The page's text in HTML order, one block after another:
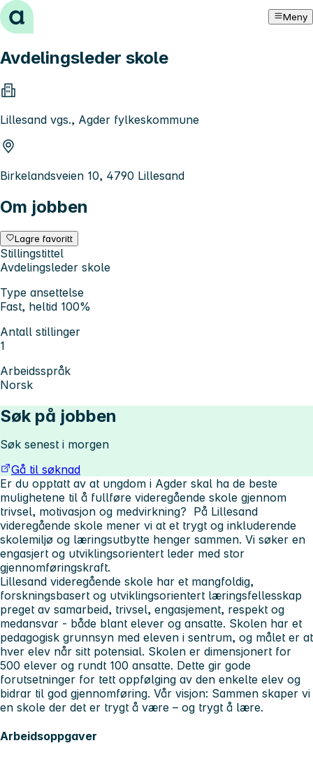
Hopp til innhold Meny
Avdelingsleder skole
Lillesand vgs., Agder fylkeskommune
Birkelandsveien 10, 4790 Lillesand
Om jobben
Lagre favoritt
Stillingstittel
Avdelingsleder skole
Type ansettelse
Fast, heltid 100%
Antall stillinger
1
Arbeidsspråk
Norsk
Søk på jobben
Søk senest i morgen
Gå til søknad
Er du opptatt av at ungdom i Agder skal ha de beste
mulighetene til å fullføre videregående skole gjennom
trivsel, motivasjon og medvirkning? På Lillesand
videregående skole mener vi at et trygt og inkluderende
skolemiljø og læringsutbytte henger sammen. Vi søker en
engasjert og utviklingsorientert leder med stor
gjennomføringskraft.
Lillesand videregående skole har et mangfoldig,
forskningsbasert og utviklingsorientert læringsfellesskap
preget av samarbeid, trivsel, engasjement, respekt og
medansvar - både blant elever og ansatte. Skolen har et
pedagogisk grunnsyn med eleven i sentrum, og målet er at
hver elev når sitt potensial. Skolen er dimensjonert for
500 elever og rundt 100 ansatte. Dette gir gode
forutsetninger for tett oppfølging av den enkelte elev og
bidrar til god gjennomføring. Vår visjon: Sammen skaper vi
en skole der det er trygt å være – og trygt å lære.
Arbeidsoppgaver